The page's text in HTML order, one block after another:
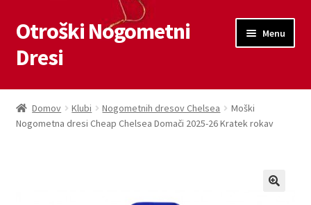
Skip
to
navigation
Skip
to
content
Otroški Nogometni
Dresi
Menu
Domov
Blog
Domov Klubi Nogometnih dresov Chelsea
Moški
Nogometna dresi Cheap Chelsea Domači 2025-26 Kratek rokav